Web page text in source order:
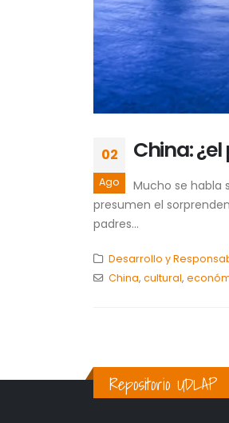
02
Ago
China:
Mucho se habla
presumen el
padres...
Desarrollo y
China, cultural,
Repositorio UDLAP